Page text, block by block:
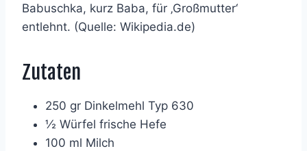
Babuschka, kurz Baba, für ‚Großmutter‘
entlehnt. (Quelle: Wikipedia.de)
Zutaten
250 gr Dinkelmehl Typ 630
½ Würfel frische Hefe
100 ml Milch